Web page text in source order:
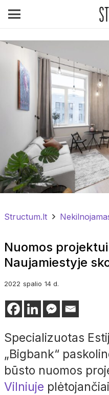
Structum.lt
Nuomos projektui
Naujamiestyje
2022 spalio 14 d.
Specializuotas
„Bigbank“
būsto nuomos
Vilniuje